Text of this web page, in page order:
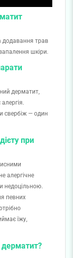
додавання трав
шкіри.
дерматит,
свербіж — один
при
алергічне
недоцільною.
певних
їжу,